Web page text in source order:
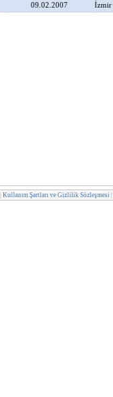
09.02.2007 İzmir
Kullanım Şartları ve Gizlilik Sözleşmesi